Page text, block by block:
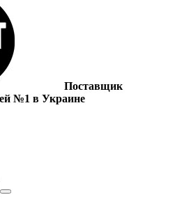
Поставщик
№1 в Украине